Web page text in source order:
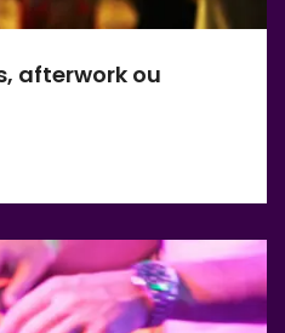
afterwork ou